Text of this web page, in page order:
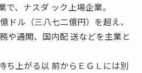
で、ナスダ ック上場企業。
ドル（三八七二億円）を超え、
や通関、国内配 送などを主業と
ち上がる以 前からＥＧＬには別